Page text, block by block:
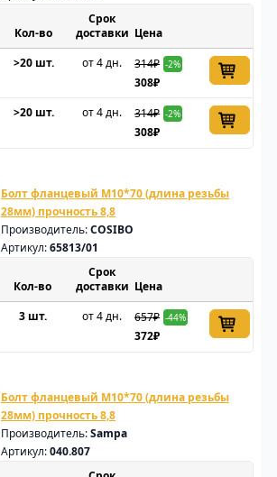
Срок
доставки Цена
>20 шт. от 4 дн. 314₽ -2%
308₽
>20 шт. от 4 дн. 314₽ -2%
308₽
Болт фланцевый M10*70 (длина резьбы
28мм) прочность 8,8
Производитель:COSIBO
Артикул:65813/01
Срок
доставки Цена
3 шт. от 4 дн. 657₽ -44%
372₽
Болт фланцевый M10*70 (длина резьбы
28мм) прочность 8,8
Производитель:Sampa
Артикул:040.807